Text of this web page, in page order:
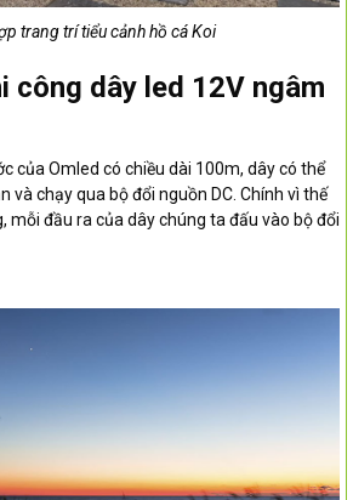
trang trí tiểu cảnh hồ cá Koi
công dây led 12V ngâm
của Omled có chiều dài 100m, dây có thể
và chạy qua bộ đổi nguồn DC. Chính vì thế
mỗi đầu ra của dây chúng ta đấu vào bộ đổi